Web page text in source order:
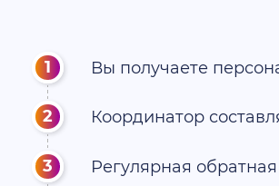
Вы получаете
Координатор
Регулярная